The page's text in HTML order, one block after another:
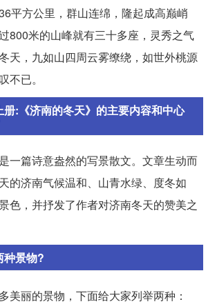
平方公里，群山连绵，隆起成高巅峭
800米的山峰就有三十多座，灵秀之气
天，九如山四周云雾缭绕，如世外桃源
不已。
册:《济南的冬天》的主要内容和中心
一篇诗意盎然的写景散文。文章生动而
的济南气候温和、山青水绿、度冬如
色，并抒发了作者对济南冬天的赞美之
种景物?
美丽的景物，下面给大家列举两种：